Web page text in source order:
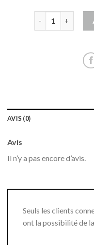
AVIS (0)
Avis
Il n’y a pas encore d’avis.
Seuls les clients
ont la possibilité de